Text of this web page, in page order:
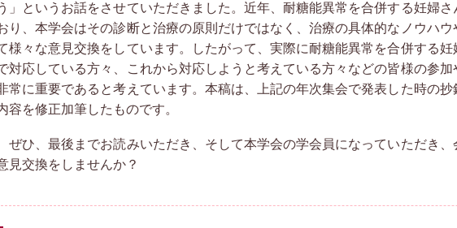
」というお話をさせていただきました。近年、耐糖能異常を合併する妊婦さ
り、本学会はその診断と治療の原則だけではなく、治療の具体的なノウハウ
様々な意見交換をしています。したがって、実際に耐糖能異常を合併する妊
対応している方々、これから対応しようと考えている方々などの皆様の参加
常に重要であると考えています。本稿は、上記の年次集会で発表した時の抄
容を修正加筆したものです。
ひ、最後までお読みいただき、そして本学会の学会員になっていただき、
見交換をしませんか？